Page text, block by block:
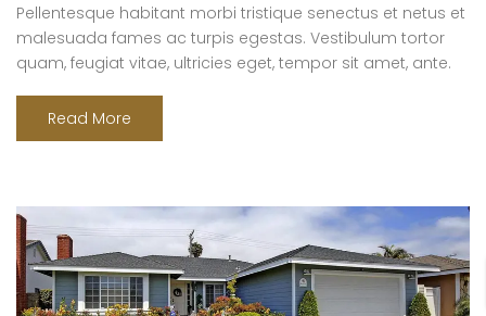
Pellentesque habitant morbi tristique senectus et netus et
malesuada fames ac turpis egestas. Vestibulum tortor
quam, feugiat vitae, ultricies eget, tempor sit amet, ante.
ultricies mi vitae est. Mauris placerat eleifend leo. Quisque
sit amet est et sapien ullamcorper pharetra. Vestibulum
Read More